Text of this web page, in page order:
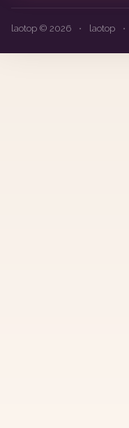
laotop © 2026 • laotop •